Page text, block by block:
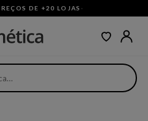
DE +20 LOJAS ·